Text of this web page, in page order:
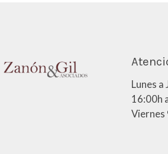
Lunes a
16:00h
Viernes